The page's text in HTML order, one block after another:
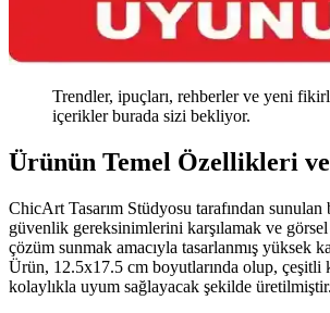
Trendler, ipuçları, rehberler ve yeni
içerikler burada sizi bekliyor.
Ürünün Temel Özellikleri ve
ChicArt Tasarım Stüdyosu tarafından sunulan
güvenlik gereksinimlerini karşılamak ve
çözüm sunmak amacıyla tasarlanmış yüksek
Ürün, 12.5x17.5 cm boyutlarında olup, çeşitli
kolaylıkla uyum sağlayacak şekilde üretilmiştir.